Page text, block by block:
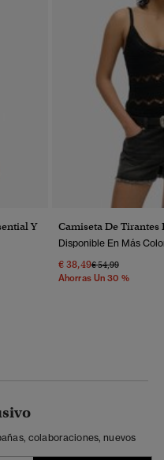
Y
Camiseta De
Disponible En Más
€ 38,49Precio Rebajado
€ 54,99A
Ahorras Un 30 %
colaboraciones, nuevos